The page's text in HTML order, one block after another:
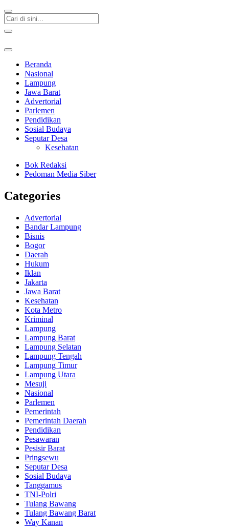
Beranda
Nasional
Lampung
Jawa Barat
Advertorial
Parlemen
Pendidikan
Sosial Budaya
Seputar Desa
Kesehatan
Bok Redaksi
Pedoman Media Siber
Categories
Advertorial
Bandar Lampung
Bisnis
Bogor
Daerah
Hukum
Iklan
Jakarta
Jawa Barat
Kesehatan
Kota Metro
Kriminal
Lampung
Lampung Barat
Lampung Selatan
Lampung Tengah
Lampung Timur
Lampung Utara
Mesuji
Nasional
Parlemen
Pemerintah
Pemerintah Daerah
Pendidikan
Pesawaran
Pesisir Barat
Pringsewu
Seputar Desa
Sosial Budaya
Tanggamus
TNI-Polri
Tulang Bawang
Tulang Bawang Barat
Way Kanan